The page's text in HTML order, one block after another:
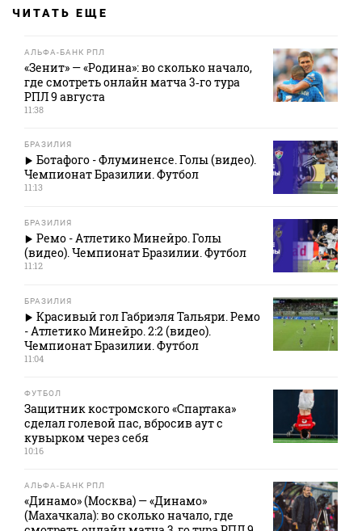
ЧИТАТЬ ЕЩЕ
АЛЬФА-БАНК РПЛ
«Зенит» — «Родина»: во сколько начало,
где смотреть онлайн матча 3‑го тура
РПЛ 9 августа
11:38
БРАЗИЛИЯ
Ботафого - Флуминенсе. Голы (видео).
Чемпионат Бразилии. Футбол
11:13
БРАЗИЛИЯ
Ремо - Атлетико Минейро. Голы
(видео). Чемпионат Бразилии. Футбол
11:12
БРАЗИЛИЯ
Красивый гол Габриэля Тальяри. Ремо
- Атлетико Минейро. 2:2 (видео).
Чемпионат Бразилии. Футбол
11:04
ФУТБОЛ
Защитник костромского «Спартака»
сделал голевой пас, вбросив аут с
кувырком через себя
10:16
АЛЬФА-БАНК РПЛ
«Динамо» (Москва) — «Динамо»
(Махачкала): во сколько начало, где